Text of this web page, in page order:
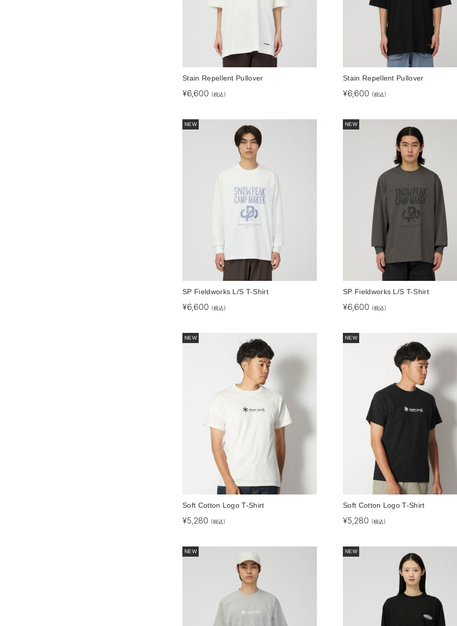
Stain Repellent Pullover
¥6,600 (税込)
Stain Repellent Pullover
¥6,600 (税込)
NEW
SP Fieldworks L/S T-Shirt
¥6,600 (税込)
NEW
SP Fieldworks L/S T-Shirt
¥6,600 (税込)
NEW
Soft Cotton Logo T-Shirt
¥5,280 (税込)
NEW
Soft Cotton Logo T-Shirt
¥5,280 (税込)
NEW NEW